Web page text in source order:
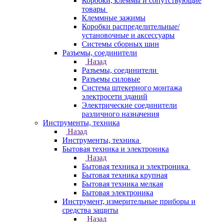
товары
Клеммные зажимы
Коробки распределительные/
установочные и аксессуары
Системы сборных шин
Разъемы, соединители
Назад
Разъемы, соединители
Разъемы силовые
Система штекерного монтажа
электросети зданий
Электрические соединители
различного назначения
Инструменты, техника
Назад
Инструменты, техника
Бытовая техника и электроника
Назад
Бытовая техника и электроника
Бытовая техника крупная
Бытовая техника мелкая
Бытовая электроника
Инструмент, измерительные приборы и
средства защиты
Назад